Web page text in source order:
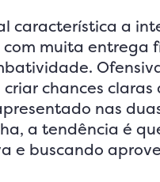
característica a
muita entrega
chances
nas
a tendência é
e buscando